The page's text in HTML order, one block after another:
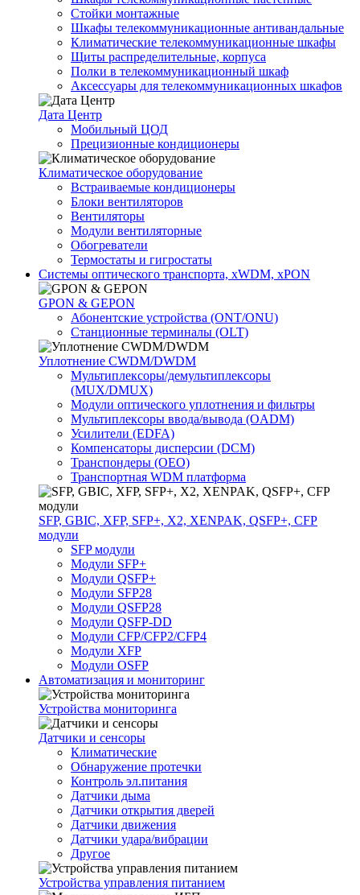
Стойки монтажные
Шкафы телекоммуникационные антивандальные
Климатические телекоммуникационные шкафы
Щиты распределительные, корпуса
Полки в телекоммуникационный шкаф
Аксессуары для телекоммуникационных шкафов
Дата Центр
Мобильный ЦОД
Прецизионные кондиционеры
Климатичeское оборудование
Встраиваемые кондиционеры
Блоки вентиляторов
Вентиляторы
Модули вентиляторные
Обогреватели
Термостаты и гигростаты
Системы оптического транспорта, xWDM, xPON
GPON & GEPON
Абонентские устройства (ONT/ONU)
Станционные терминалы (OLT)
Уплотнение CWDM/DWDM
Мультиплексоры/демультиплексоры
(MUX/DMUX)
Модули оптического уплотнения и фильтры
Мультиплексоры ввода/вывода (OADM)
Усилители (EDFA)
Компенсаторы дисперсии (DCM)
Транспондеры (OEO)
Транспортная WDM платформа
SFP, GBIC, XFP, SFP+, X2, XENPAK, QSFP+, CFP
модули
SFP модули
Модули SFP+
Модули QSFP+
Модули SFP28
Модули QSFP28
Модули QSFP-DD
Модули CFP/CFP2/CFP4
Модули XFP
Модули OSFP
Автоматизация и мониторинг
Устройства мониторинга
Датчики и сенсоры
Климатические
Обнаружение протечки
Контроль эл.питания
Датчики дыма
Датчики открытия дверей
Датчики движения
Датчики удара/вибрации
Другое
Устройства управления питанием